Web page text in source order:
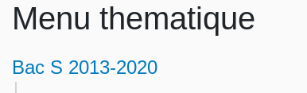
Menu thematique
Bac S 2013-2020